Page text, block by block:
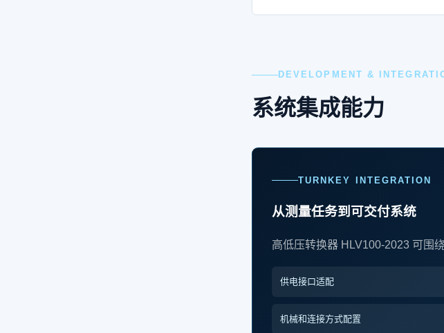
DEVELOPMENT &
系统集成能力
TURNKEY INTEGRATION
从测量任务到可交付系统
高低压转换器 HLV100-2023 可围
供电接口适配
机械和连接方式配置